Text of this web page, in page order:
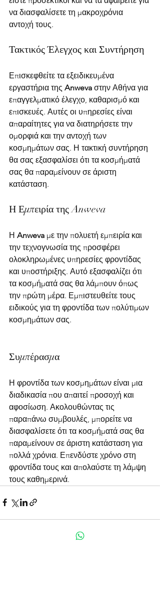
να διασφαλίσετε τη μακροχρόνια
αντοχή τους.
Τακτικός Έλεγχος και Συντήρηση
Επισκεφθείτε τα εξειδικευμένα
εργαστήρια της Anweva στην Αθήνα για
επαγγελματικό έλεγχο, καθαρισμό και
επισκευές. Αυτές οι υπηρεσίες είναι
απαραίτητες για να διατηρήσετε την
ομορφιά και την αντοχή των
κοσμημάτων σας. Η τακτική συντήρηση
θα σας εξασφαλίσει ότι τα κοσμήματά
σας θα παραμείνουν σε άριστη
κατάσταση.
Η Εμπειρία της Anweva
Η Anweva με την πολυετή εμπειρία και
την τεχνογνωσία της προσφέρει
ολοκληρωμένες υπηρεσίες φροντίδας
και υποστήριξης. Αυτό εξασφαλίζει ότι
τα κοσμήματά σας θα λάμπουν όπως
την πρώτη μέρα. Εμπιστευθείτε τους
ειδικούς για τη φροντίδα των πολύτιμων
κοσμημάτων σας.
Συμπέρασμα
Η φροντίδα των κοσμημάτων είναι μια
διαδικασία που απαιτεί προσοχή και
αφοσίωση. Ακολουθώντας τις
παραπάνω συμβουλές, μπορείτε να
διασφαλίσετε ότι τα κοσμήματά σας θα
παραμείνουν σε άριστη κατάσταση για
πολλά χρόνια. Επενδύστε χρόνο στη
φροντίδα τους και απολαύστε τη λάμψη
τους καθημερινά.